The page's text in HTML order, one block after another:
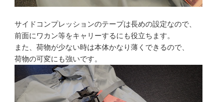
サイドコンプレッションのテープは長めの設定なので、
前面にワカン等をキャリーするにも役立ちます。
また、荷物が少ない時は本体かなり薄くできるので、
荷物の可変にも強いです。